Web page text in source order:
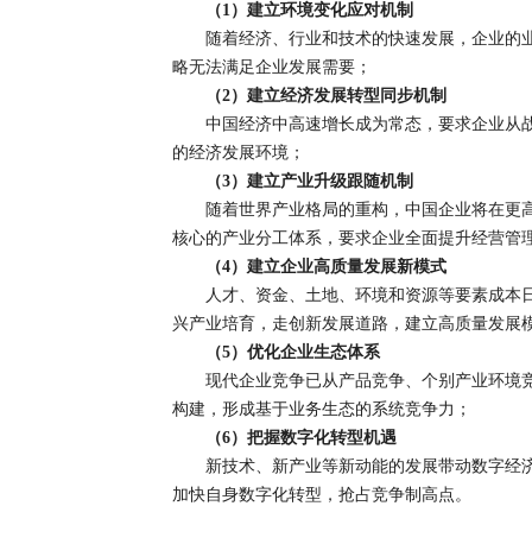
（1）建立环境变化应对机制
随着经济、行业和技术的快速发展，企业
略无法满足企业发展需要；
（2）建立经济发展转型同步机制
中国经济中高速增长成为常态，要求企业从
的经济发展环境；
（3）建立产业升级跟随机制
随着世界产业格局的重构，中国企业将在
核心的产业分工体系，要求企业全面提升经营
（4）建立企业高质量发展新模式
人才、资金、土地、环境和资源等要素成
兴产业培育，走创新发展道路，建立高质量发展
（5）优化企业生态体系
现代企业竞争已从产品竞争、个别产业环境
构建，形成基于业务生态的系统竞争力；
（6）把握数字化转型机遇
新技术、新产业等新动能的发展带动数字
加快自身数字化转型，抢占竞争制高点。